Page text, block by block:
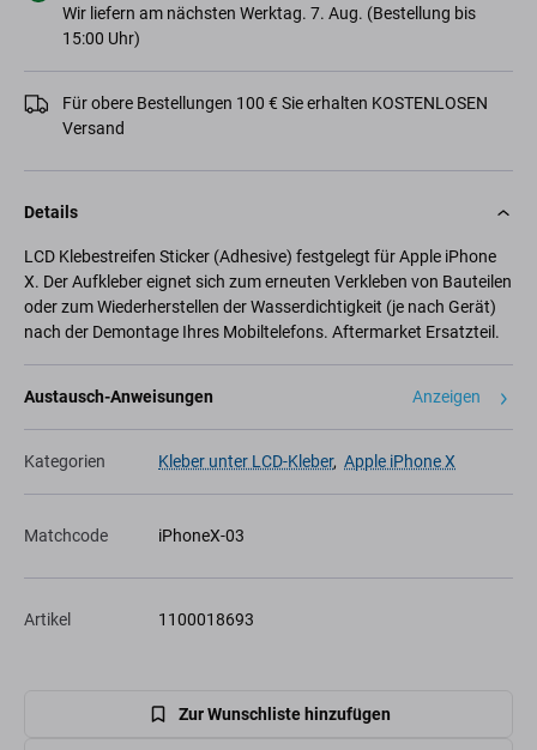
Wir liefern am nächsten Werktag. 7. Aug. (Bestellung bis
15:00 Uhr)
Für obere Bestellungen 100 € Sie erhalten KOSTENLOSEN
Versand
Details
LCD Klebestreifen Sticker (Adhesive) festgelegt für Apple iPhone
X. Der Aufkleber eignet sich zum erneuten Verkleben von Bauteilen
oder zum Wiederherstellen der Wasserdichtigkeit (je nach Gerät)
nach der Demontage Ihres Mobiltelefons. Aftermarket Ersatzteil.
Austausch-Anweisungen Anzeigen
Kategorien Kleber unter LCD-Kleber, Apple iPhone X
Matchcode iPhoneX-03
Artikel 1100018693
Zur Wunschliste hinzufügen